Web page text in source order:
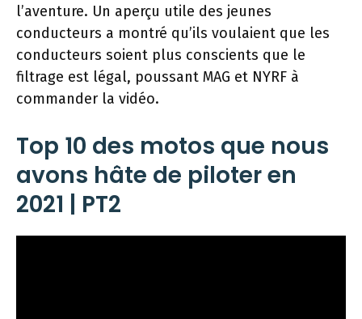
l’aventure. Un aperçu utile des jeunes
conducteurs a montré qu’ils voulaient que les
conducteurs soient plus conscients que le
filtrage est légal, poussant MAG et NYRF à
commander la vidéo.
Top 10 des motos que nous
avons hâte de piloter en
2021 | PT2